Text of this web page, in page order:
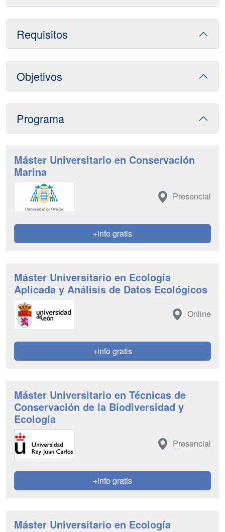
Requisitos
Objetivos
Programa
Máster Universitario en Conservación
Marina
Presencial
+info gratis
Máster Universitario en Ecología
Aplicada y Análisis de Datos Ecológicos
Online
+info gratis
Máster Universitario en Técnicas de
Conservación de la Biodiversidad y
Ecología
Presencial
+info gratis
Máster Universitario en Ecología